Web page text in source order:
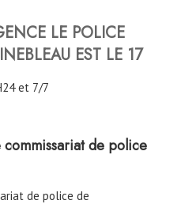
LE POLICE
EST LE 17
et 7/7
de police
de police de